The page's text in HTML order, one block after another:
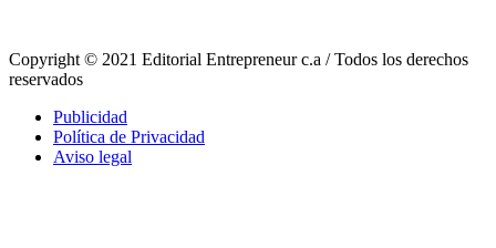
Copyright © 2021 Editorial Entrepreneur c.a / Todos los derechos
reservados
Publicidad
Política de Privacidad
Aviso legal